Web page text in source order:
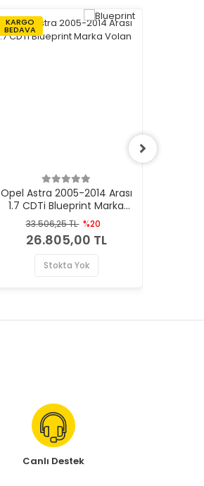
KARGO
BEDAVA
Opel Astra 2005-2014 Arası
1.7 CDTi Blueprint Marka
Volan
33.506,25 TL %20
26.805,00 TL
Stokta Yok
Canlı Destek